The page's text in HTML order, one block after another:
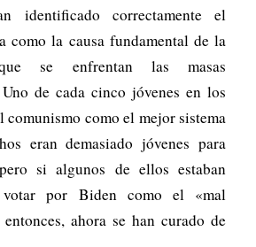
identificado correctamente el
como la causa fundamental de la
se enfrentan las masas
Uno de cada cinco jóvenes en los
comunismo como el mejor sistema
eran demasiado jóvenes para
si algunos de ellos estaban
votar por Biden como el «mal
ahora se han curado de